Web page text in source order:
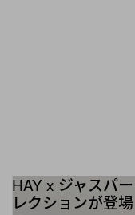
HAY x ジャスパ
レクションが登場